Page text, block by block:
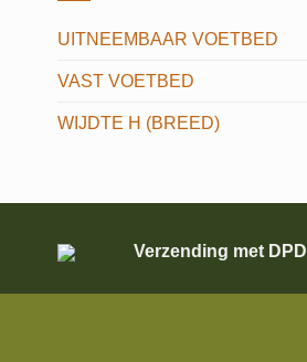
UITNEEMBAAR VOETBED
VAST VOETBED
WIJDTE H (BREED)
Verzending met DPD